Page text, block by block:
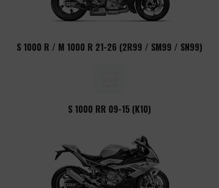
S 1000 R / M 1000 R 21-26 (2R99 / SM99 / SN99)
S 1000 RR 09-15 (K10)